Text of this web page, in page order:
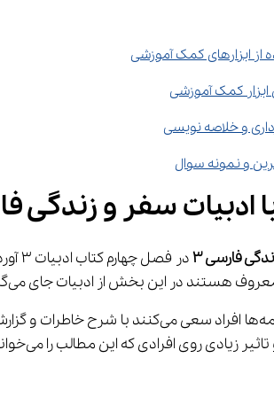
از ابزارهای کمک آموزشی
ابزار کمک آموزشی
و خلاصه نویسی
و نمونه سوال
ادبيات سفر و زندگی
فارسی ۳
زیادی روی افرادی که این مطالب را می‌خوانند بگذارد.